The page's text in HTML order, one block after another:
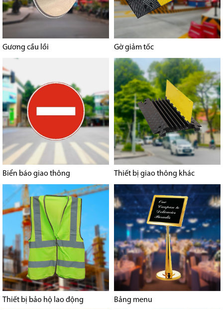
Gương cầu lồi Gờ giảm tốc
Biển báo giao thông Thiết bị giao thông khác
Thiết bị bảo hộ lao động Bảng menu